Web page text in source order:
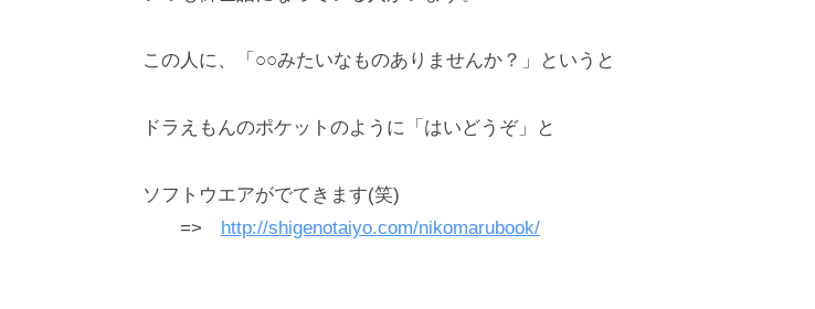
u
y
この人に、「○○みたいなものありませんか？」というと
ドラえもんのポケットのように「はいどうぞ」と
ソフトウエアがでてきます(笑)
=> http://shigenotaiyo.com/nikomarubook/